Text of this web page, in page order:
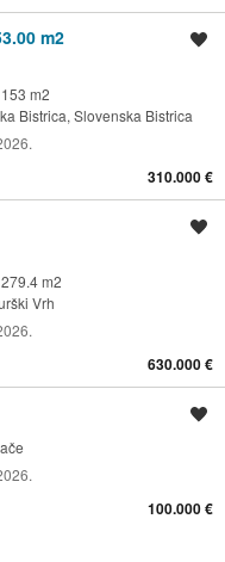
m2
m2
Bistrica, Slovenska Bistrica
310.000 €
m2
Vrh
630.000 €
100.000 €